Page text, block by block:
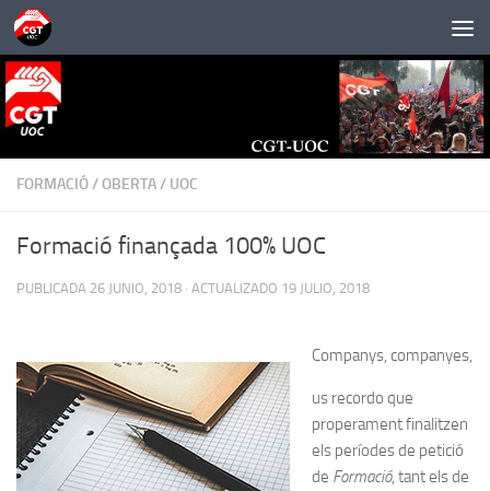
Saltar al contenido
FORMACIÓ/OBERTA/ UOC
Formació finançada 100% UOC
PUBLICADA 26 JUNIO, 2018 · ACTUALIZADO 19 JULIO, 2018
Companys, companyes,
us recordo que
properament finalitzen
els períodes de petició
de Formació, tant els de